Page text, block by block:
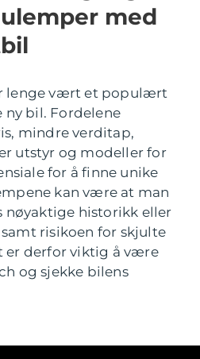
med
lenge vært et populært
bil. Fordelene
mindre verditap,
utstyr og modeller for
for å finne unike
kan være at man
nøyaktige historikk eller
risikoen for skjulte
er derfor viktig å være
og sjekke bilens